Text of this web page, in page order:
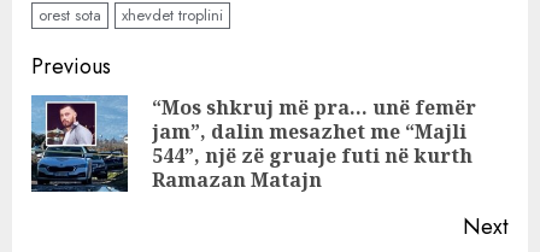
kërkon hetime të
SPAK
orest sota xhevdet troplini
Continue
Reading
Previous
“Mos shkruj më pra… unë femër
jam”, dalin mesazhet me “Majli
544”, një zë gruaje futi në kurth
Ramazan Matajn
Next